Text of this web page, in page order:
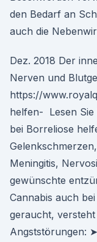
den Bedarf an
auch die
Dez. 2018 Der
Nerven und
https://
helfen- Lesen Sie
bei Borreliose
Meningitis,
gewünschte
Cannabis auch
geraucht,
Angststörungen: